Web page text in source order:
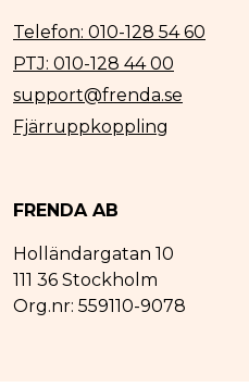
Telefon: 010-128 54 60
PTJ: 010-128 44 00
support@frenda.se
Fjärruppkoppling
FRENDA AB
Holländargatan 10
111 36 Stockholm
Org.nr: 559110-9078